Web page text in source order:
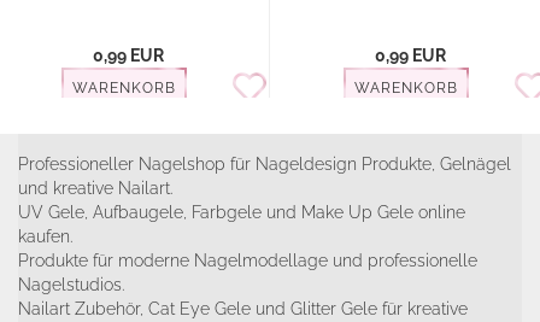
0,99 EUR
WARENKORB
0,99 EUR
WARENKORB
Professioneller Nagelshop für Nageldesign Produkte, Gelnägel
und kreative Nailart.
UV Gele, Aufbaugele, Farbgele und Make Up Gele online
kaufen.
Produkte für moderne Nagelmodellage und professionelle
Nagelstudios.
Nailart Zubehör, Cat Eye Gele und Glitter Gele für kreative